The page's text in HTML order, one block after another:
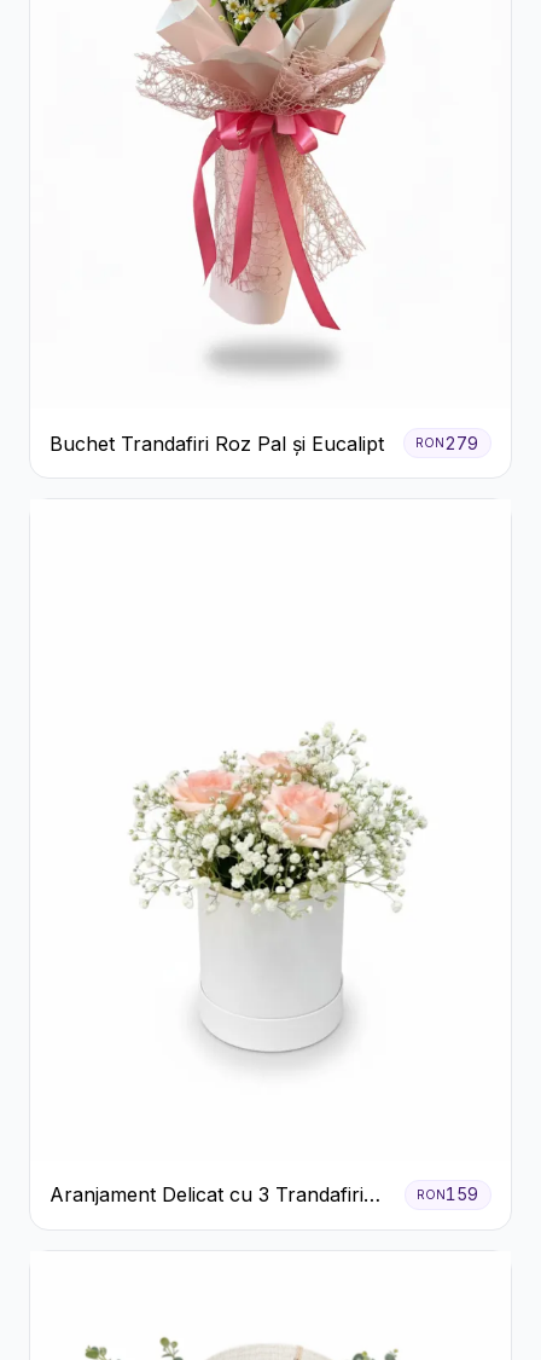
Buchet Trandafiri Roz Pal și Eucalipt RON 279
Aranjament Delicat cu 3 Trandafiri
Roz în Cutie Albă
RON159